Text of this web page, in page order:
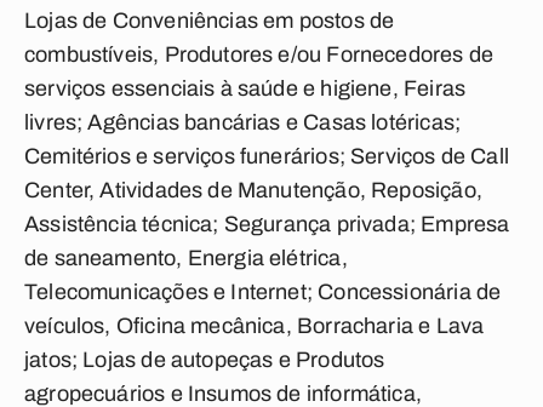
Lojas de Conveniências em postos de
combustíveis, Produtores e/ou Fornecedores de
serviços essenciais à saúde e higiene, Feiras
livres; Agências bancárias e Casas lotéricas;
Cemitérios e serviços funerários; Serviços de Call
Center, Atividades de Manutenção, Reposição,
Assistência técnica; Segurança privada; Empresa
de saneamento, Energia elétrica,
Telecomunicações e Internet; Concessionária de
veículos, Oficina mecânica, Borracharia e Lava
jatos; Lojas de autopeças e Produtos
agropecuários e Insumos de informática,